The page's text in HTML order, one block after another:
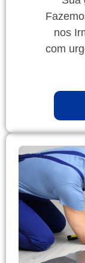
nos
com